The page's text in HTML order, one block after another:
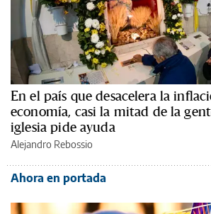
En el país que desacelera la
economía, casi la mitad de la
iglesia pide ayuda
Alejandro Rebossio
Ahora en portada